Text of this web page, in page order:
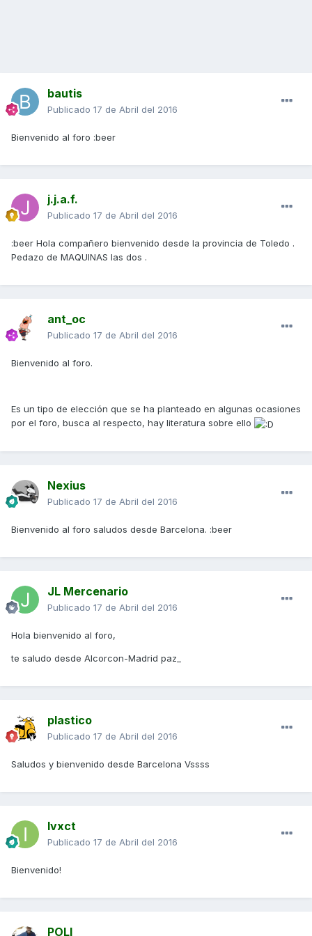
bautis
Publicado 17 de Abril del 2016
Bienvenido al foro :beer
j.j.a.f.
Publicado 17 de Abril del 2016
:beer Hola compañero bienvenido desde la provincia de Toledo .
Pedazo de MAQUINAS las dos .
ant_oc
Publicado 17 de Abril del 2016
Bienvenido al foro.
Es un tipo de elección que se ha planteado en algunas ocasiones
por el foro, busca al respecto, hay literatura sobre ello
Nexius
Publicado 17 de Abril del 2016
Bienvenido al foro saludos desde Barcelona. :beer
JL Mercenario
Publicado 17 de Abril del 2016
Hola bienvenido al foro,
te saludo desde Alcorcon-Madrid paz_
plastico
Publicado 17 de Abril del 2016
Saludos y bienvenido desde Barcelona Vssss
Ivxct
Publicado 17 de Abril del 2016
Bienvenido!
POLI